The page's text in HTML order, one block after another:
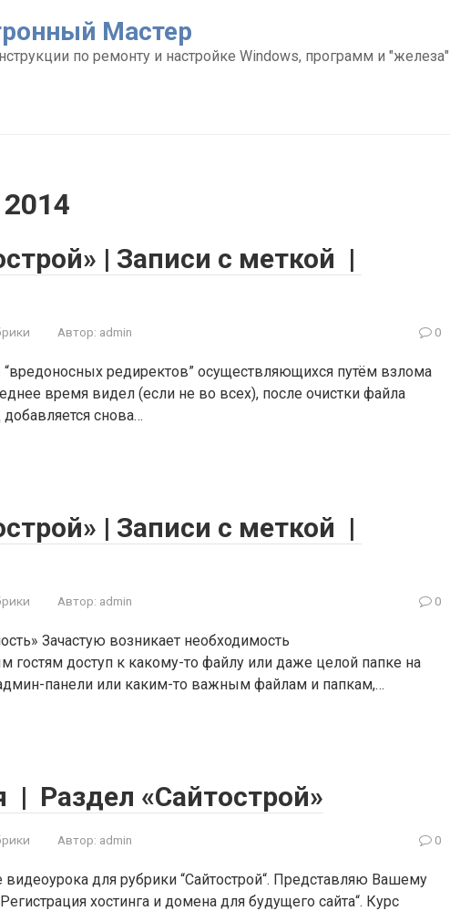
Мастер
по ремонту и настройке Windows, программ и "железа"
| Записи с меткой |
Автор: admin 0
“вредоносных редиректов” осуществляющихся путём взлома
время видел (если не во всех), после очистки файла
снова…
| Записи с меткой |
Автор: admin 0
Зачастую возникает необходимость
гостям доступ к какому-то файлу или даже целой папке на
панели или каким-то важным файлам и папкам,…
| Раздел «Сайтострой»
Автор: admin 0
видеоурока для рубрики “Сайтострой“. Представляю Вашему
хостинга и домена для будущего сайта“. Курс